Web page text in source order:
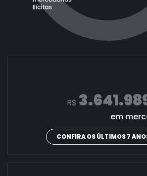
R$
em
CONFIRA OS ÚLTIMOS 7